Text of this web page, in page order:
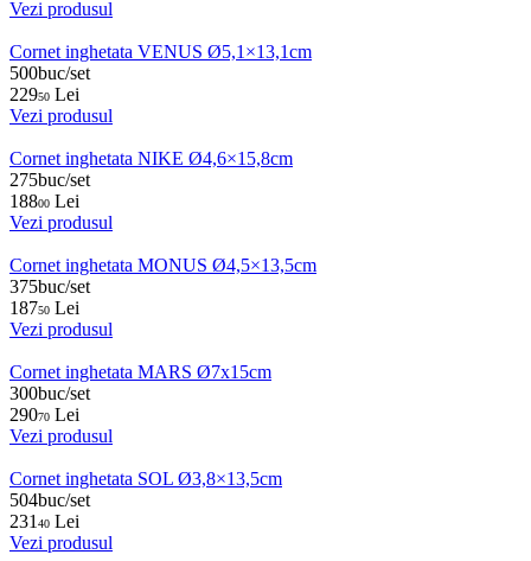
Vezi produsul
Cornet inghetata VENUS Ø5,1×13,1cm
500buc/set
22950 Lei
Vezi produsul
Cornet inghetata NIKE Ø4,6×15,8cm
275buc/set
18800 Lei
Vezi produsul
Cornet inghetata MONUS Ø4,5×13,5cm
375buc/set
18750 Lei
Vezi produsul
Cornet inghetata MARS Ø7x15cm
300buc/set
29070 Lei
Vezi produsul
Cornet inghetata SOL Ø3,8×13,5cm
504buc/set
231 40 Lei
Vezi produsul